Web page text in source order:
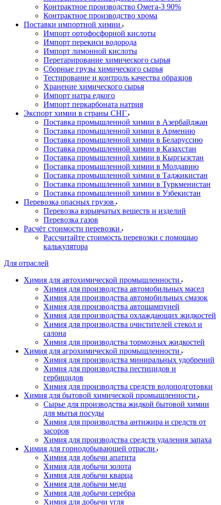
Контрактное производство Омега-3 90%
Контрактное производство хрома
Поставки импортной химии
Импорт ортофосфорной кислоты
Импорт перекиси водорода
Импорт лимонной кислоты
Перетарирование химического сырья
Сборные грузы химического сырья
Тестирование и контроль качества образцов
Хранение химического сырья
Импорт натра едкого
Импорт перкарбоната натрия
Экспорт химии в страны СНГ
Поставка промышленной химии в Азербайджан
Поставка промышленной химии в Армению
Поставка промышленной химии в Беларуссию
Поставка промышленной химии в Казахстан
Поставка промышленной химии в Кыргызстан
Поставка промышленной химии в Молдавию
Поставка промышленной химии в Таджикистан
Поставка промышленной химии в Туркменистан
Поставка промышленной химии в Узбекистан
Перевозка опасных грузов
Перевозка взрывчатых веществ и изделий
Перевозка газов
Расчёт стоимости перевозки
Рассчитайте стоимость перевозки с помощью
калькулятора
Для отраслей
Химия для автохимической промышленности
Химия для производства автомобильных масел
Химия для производства автомобильных смазок
Химия для производства автошампуней
Химия для производства охлаждающих жидкостей
Химия для производства очистителей стекол и
салона
Химия для производства тормозных жидкостей
Химия для агрохимической промышленности
Химия для производства миниральных удобрений
Химия для производства пестицидов и
гербицидов
Химия для производства средств водоподготовки
Химия для бытовой химической промышленности
Сырье для производства жидкой бытовой химии
для мытья посуды
Химия для производства антижира и средств от
засоров
Химия для производства средств удаления запаха
Химия для горнодобывающей отрасли
Химия для добычи апатита
Химия для добычи золота
Химия для добычи кварца
Химия для добычи меди
Химия для добычи серебра
Химия для добычи угля